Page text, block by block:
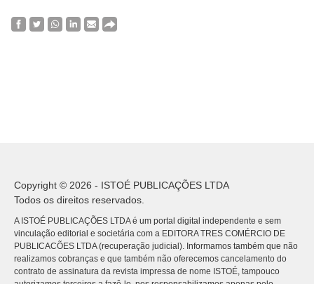
Copyright © 2026 - ISTOÉ PUBLICAÇÕES LTDA
Todos os direitos reservados.
A ISTOÉ PUBLICAÇÕES LTDA é um portal digital independente e sem
vinculação editorial e societária com a EDITORA TRES COMÉRCIO DE
PUBLICACÕES LTDA (recuperação judicial). Informamos também que não
realizamos cobranças e que também não oferecemos cancelamento do
contrato de assinatura da revista impressa de nome ISTOÉ, tampouco